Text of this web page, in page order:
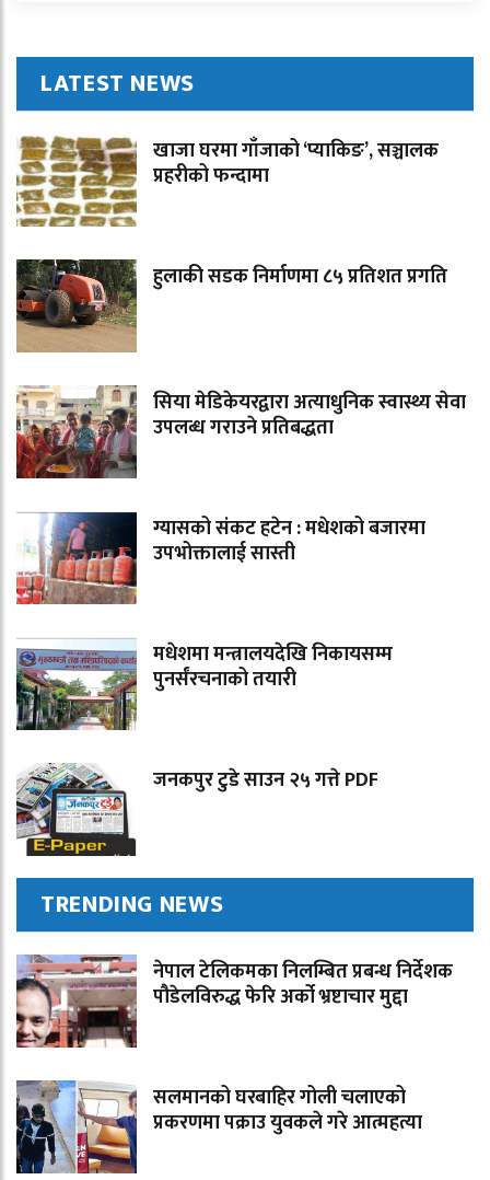
LATEST NEWS
खाजा घरमा गाँजाको ‘प्याकिङ’, सञ्चालक
प्रहरीको फन्दामा
हुलाकी सडक निर्माणमा ८५ प्रतिशत प्रगति
सिया मेडिकेयरद्वारा अत्याधुनिक स्वास्थ्य सेवा
उपलब्ध गराउने प्रतिबद्धता
ग्यासको संकट हटेन : मधेशको बजारमा
उपभोक्तालाई सास्ती
मधेशमा मन्त्रालयदेखि निकायसम्म
पुनर्संरचनाको तयारी
जनकपुर टुडे साउन २५ गत्ते PDF
TRENDING NEWS
नेपाल टेलिकमका निलम्बित प्रबन्ध निर्देशक
पौडेलविरुद्ध फेरि अर्को भ्रष्टाचार मुद्दा
सलमानको घरबाहिर गोली चलाएको
प्रकरणमा पक्राउ युवकले गरे आत्महत्या